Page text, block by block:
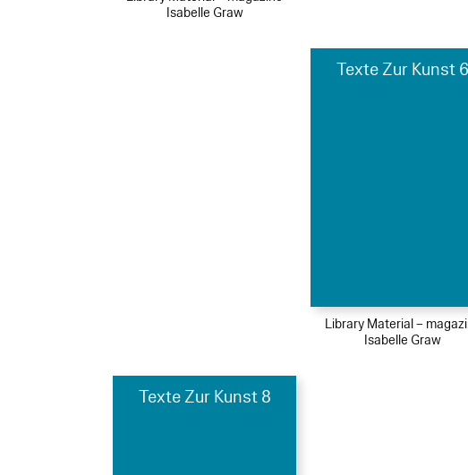
Isabelle Graw
Texte Zur Kunst 6
Library Material –
Isabelle Graw
Texte Zur Kunst 8